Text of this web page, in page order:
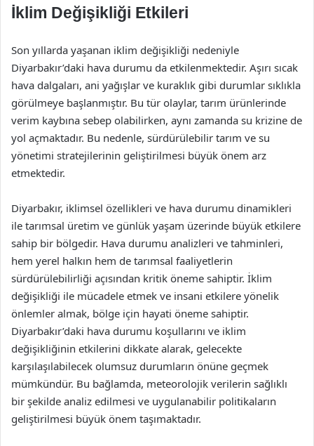
İklim Değişikliği Etkileri
Son yıllarda yaşanan iklim değişikliği nedeniyle
Diyarbakır’daki hava durumu da etkilenmektedir. Aşırı sıcak
hava dalgaları, ani yağışlar ve kuraklık gibi durumlar sıklıkla
görülmeye başlanmıştır. Bu tür olaylar, tarım ürünlerinde
verim kaybına sebep olabilirken, aynı zamanda su krizine de
yol açmaktadır. Bu nedenle, sürdürülebilir tarım ve su
yönetimi stratejilerinin geliştirilmesi büyük önem arz
etmektedir.
Diyarbakır, iklimsel özellikleri ve hava durumu dinamikleri
ile tarımsal üretim ve günlük yaşam üzerinde büyük etkilere
sahip bir bölgedir. Hava durumu analizleri ve tahminleri,
hem yerel halkın hem de tarımsal faaliyetlerin
sürdürülebilirliği açısından kritik öneme sahiptir. İklim
değişikliği ile mücadele etmek ve insani etkilere yönelik
önlemler almak, bölge için hayati öneme sahiptir.
Diyarbakır’daki hava durumu koşullarını ve iklim
değişikliğinin etkilerini dikkate alarak, gelecekte
karşılaşılabilecek olumsuz durumların önüne geçmek
mümkündür. Bu bağlamda, meteorolojik verilerin sağlıklı
bir şekilde analiz edilmesi ve uygulanabilir politikaların
geliştirilmesi büyük önem taşımaktadır.